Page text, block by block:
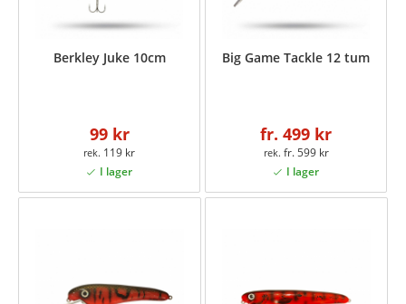
Berkley Juke 10cm
99 kr
119 kr
Big Game Tackle 12 tum
fr. 499 kr
fr. 599 kr